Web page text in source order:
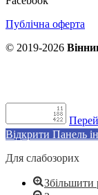
Публічна оферта
© 2019-2026
Відкрити Панель
Для слабозорих
Збільшити